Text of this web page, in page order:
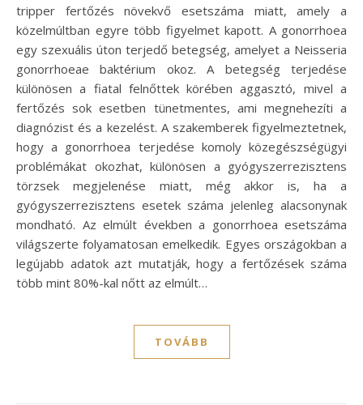
tripper fertőzés növekvő esetszáma miatt, amely a
közelmúltban egyre több figyelmet kapott. A gonorrhoea
egy szexuális úton terjedő betegség, amelyet a Neisseria
gonorrhoeae baktérium okoz. A betegség terjedése
különösen a fiatal felnőttek körében aggasztó, mivel a
fertőzés sok esetben tünetmentes, ami megnehezíti a
diagnózist és a kezelést. A szakemberek figyelmeztetnek,
hogy a gonorrhoea terjedése komoly közegészségügyi
problémákat okozhat, különösen a gyógyszerrezisztens
törzsek megjelenése miatt, még akkor is, ha a
gyógyszerrezisztens esetek száma jelenleg alacsonynak
mondható. Az elmúlt években a gonorrhoea esetszáma
világszerte folyamatosan emelkedik. Egyes országokban a
legújabb adatok azt mutatják, hogy a fertőzések száma
több mint 80%-kal nőtt az elmúlt…
TOVÁBB